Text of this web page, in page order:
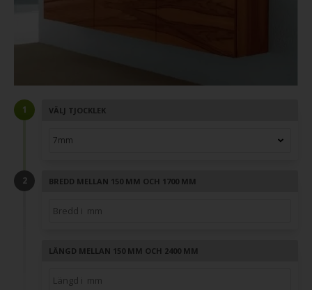
VÄLJ TJOCKLEK
BREDD MELLAN 150 MM OCH 1700 MM
LÄNGD MELLAN 150 MM OCH 2400 MM